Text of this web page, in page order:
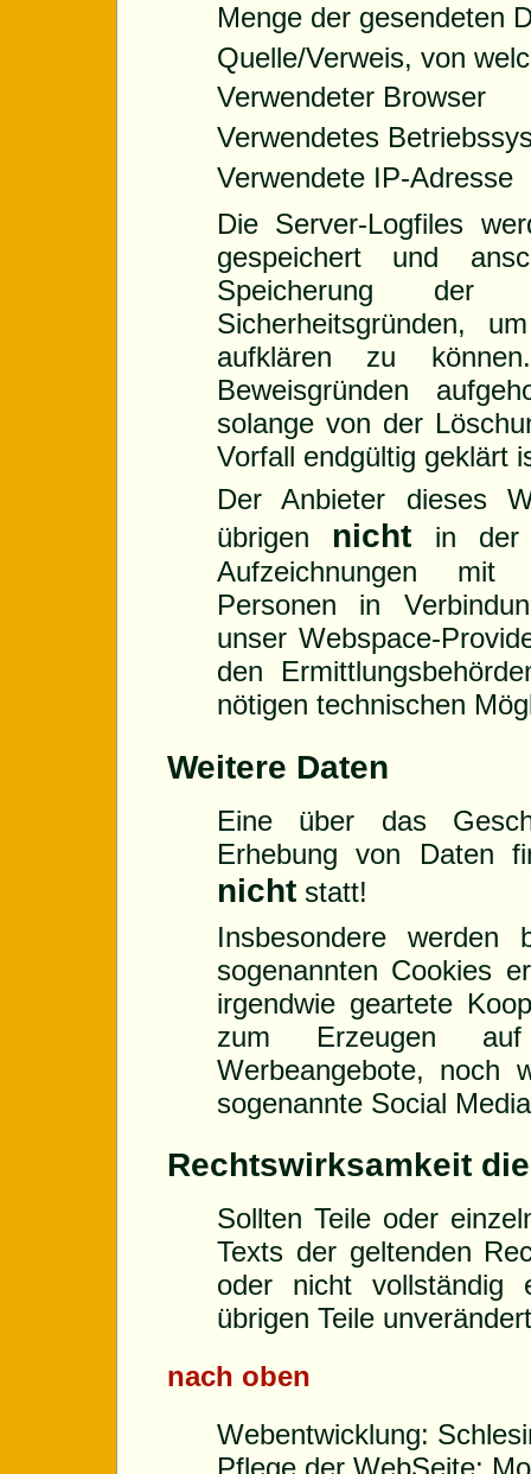
Menge der gesendeten
Quelle/Verweis, von
Verwendeter Browser
Verwendetes
Verwendete IP-Adresse
Die Server-Logfiles
gespeichert und
Speicherung
Sicherheitsgründen,
aufklären zu
Beweisgründen
solange von der
Vorfall endgültig geklärt
Der Anbieter dieses
übrigen nicht in der
Aufzeichnungen
Personen in
unser Webspace-
den
nötigen technischen
Weitere Daten
Eine über das
Erhebung von Daten
nichtstatt!
Insbesondere
sogenannten Cookies
irgendwie geartete
zum Erzeugen auf
Werbeangebote, noch
sogenannte Social
Rechtswirksamkeit
Sollten Teile oder
Texts der geltenden
oder nicht vollständig
übrigen Teile
nach oben
Webentwicklung: